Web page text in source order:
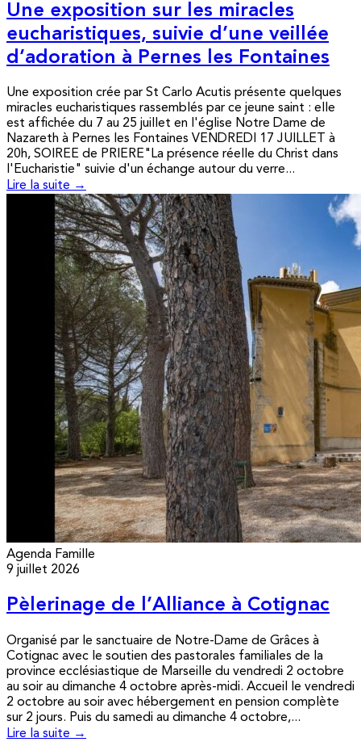
Une exposition sur les miracles
eucharistiques, suivie d’une veillée
d’adoration à Pernes les Fontaines
Une exposition crée par St Carlo Acutis présente quelques
miracles eucharistiques rassemblés par ce jeune saint : elle
est affichée du 7 au 25 juillet en l'église Notre Dame de
Nazareth à Pernes les Fontaines VENDREDI 17 JUILLET à
20h, SOIREE de PRIERE"La présence réelle du Christ dans
l'Eucharistie" suivie d'un échange autour du verre...
Lire la suite →
Agenda Famille
9 juillet 2026
Pèlerinage de l’Alliance à Cotignac
Organisé par le sanctuaire de Notre-Dame de Grâces à
Cotignac avec le soutien des pastorales familiales de la
province ecclésiastique de Marseille du vendredi 2 octobre
au soir au dimanche 4 octobre après-midi. Accueil le vendredi
2 octobre au soir avec hébergement en pension complète
sur 2 jours. Puis du samedi au dimanche 4 octobre,...
Lire la suite →